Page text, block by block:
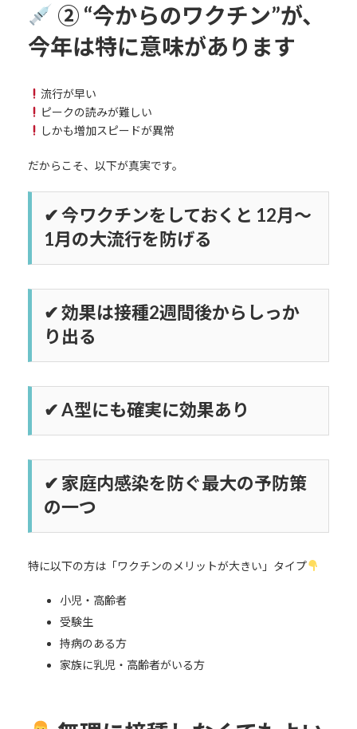
② “今からのワクチン”が、
今年は特に意味があります
流行が早い
ピークの読みが難しい
しかも増加スピードが異常
だからこそ、以下が真実です。
✔ 今ワクチンをしておくと 12月〜
1月の大流行を防げる
✔ 効果は接種2週間後からしっか
り出る
✔ A型にも確実に効果あり
✔ 家庭内感染を防ぐ最大の予防策
の一つ
特に以下の方は「ワクチンのメリットが大きい」タイプ
小児・高齢者
受験生
持病のある方
家族に乳児・高齢者がいる方